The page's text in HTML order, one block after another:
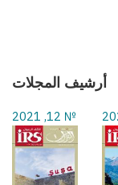
أرشيف المجلات
№ 12, 2021